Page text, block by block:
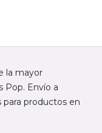
la mayor
Pop. Envío a
para productos en